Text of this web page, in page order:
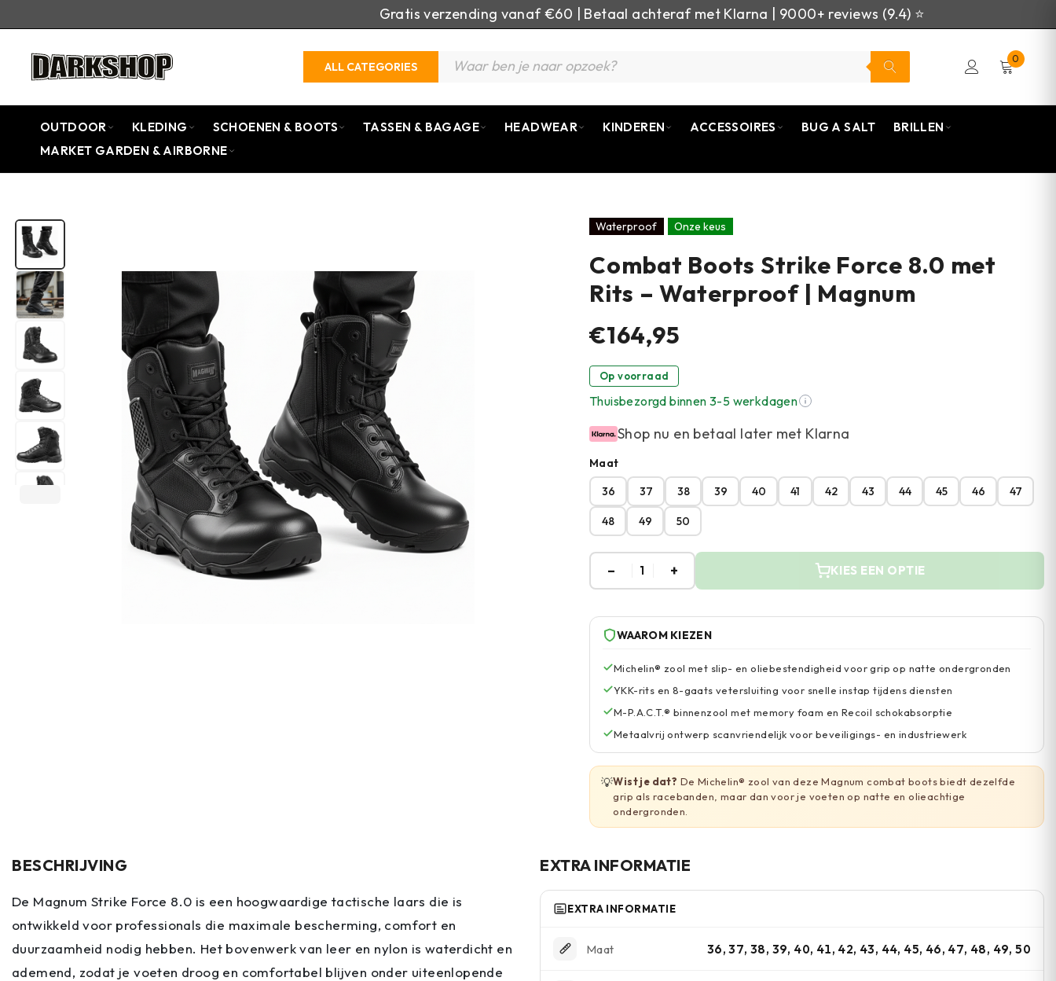
Gratis verzending vanaf €60 | Betaal achteraf met Klarna | 9000+ reviews (9.4) ⭐
ALL CATEGORIES
0
OUTDOOR KLEDING SCHOENEN & BOOTS TASSEN & BAGAGE HEADWEAR KINDEREN ACCESSOIRES BUG A SALT
BRILLEN
MARKET GARDEN & AIRBORNE
Waterproof Onze keus
Combat Boots Strike Force 8.0 met
Rits – Waterproof | Magnum
€164,95
Op voorraad
Thuisbezorgd binnen 3-5 werkdagen
Shop nu en betaal later met Klarna
Maat
36
37 38 39 40 41 42 43 44 45 46 47
48 49 50
– 1 + KIES EEN OPTIE
WAAROM KIEZEN
Michelin® zool met slip- en oliebestendigheid voor grip op natte ondergronden
YKK-rits en 8-gaats vetersluiting voor snelle instap tijdens diensten
M-P.A.C.T.® binnenzool met memory foam en Recoil schokabsorptie
Metaalvrij ontwerp scanvriendelijk voor beveiligings- en industriewerk
💡Wist je dat? De Michelin® zool van deze Magnum combat boots biedt dezelfde
grip als racebanden, maar dan voor je voeten op natte en olieachtige
ondergronden.
BESCHRIJVING
De Magnum Strike Force 8.0 is een hoogwaardige tactische laars die is
ontwikkeld voor professionals die maximale bescherming, comfort en
duurzaamheid nodig hebben. Het bovenwerk van leer en nylon is waterdicht en
ademend, zodat je voeten droog en comfortabel blijven onder uiteenlopende
EXTRA INFORMATIE
EXTRA INFORMATIE
Maat 36, 37, 38, 39, 40, 41, 42, 43, 44, 45, 46, 47, 48, 49, 50